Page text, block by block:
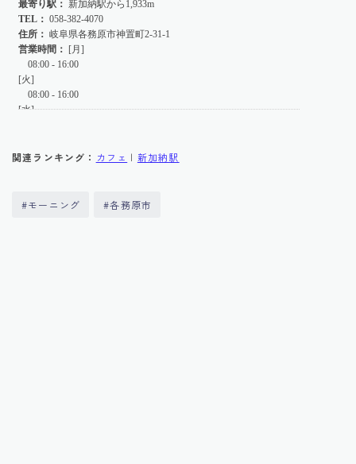
関連ランキング： カフェ | 新加納駅
#モーニング #各務原市